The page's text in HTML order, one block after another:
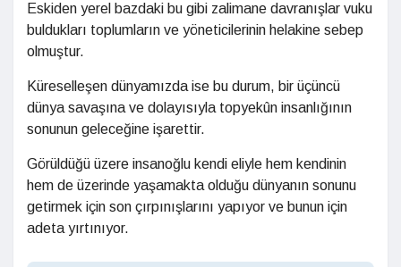
Eskiden yerel bazdaki bu gibi zalimane davranışlar vuku
buldukları toplumların ve yöneticilerinin helakine sebep
olmuştur.
Küreselleşen dünyamızda ise bu durum, bir üçüncü
dünya savaşına ve dolayısıyla topyekûn insanlığının
sonunun geleceğine işarettir.
Görüldüğü üzere insanoğlu kendi eliyle hem kendinin
hem de üzerinde yaşamakta olduğu dünyanın sonunu
getirmek için son çırpınışlarını yapıyor ve bunun için
adeta yırtınıyor.